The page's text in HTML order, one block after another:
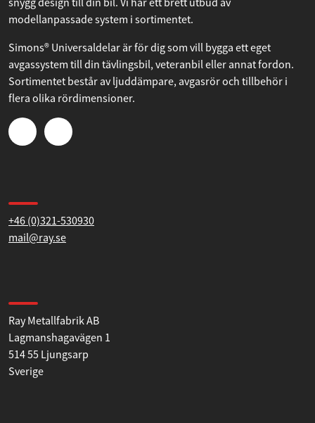
Simons® Universaldelar är för dig som vill bygga ett eget
avgassystem till din tävlingsbil, veteranbil eller annat fordon.
Sortimentet består av ljuddämpare, avgasrör och tillbehör i
flera olika rördimensioner.
Kontakta oss
Hitta till oss
514 55 Ljungsarp
Sverige
Öppettider